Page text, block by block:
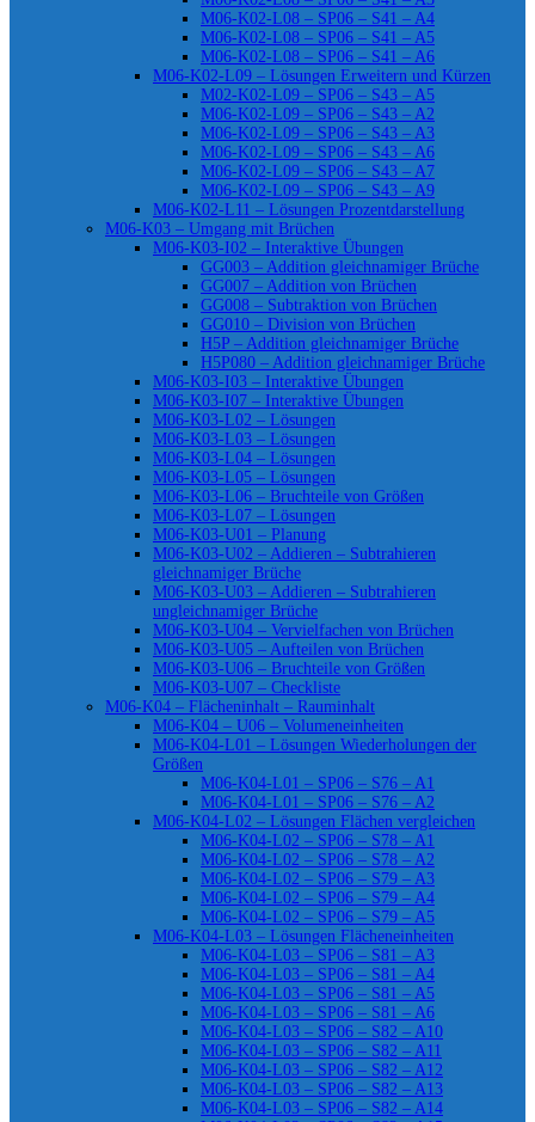
M06-K02-L08 – SP06 – S41 – A4
M06-K02-L08 – SP06 – S41 – A5
M06-K02-L08 – SP06 – S41 – A6
M06-K02-L09 – Lösungen Erweitern und Kürzen
M02-K02-L09 – SP06 – S43 – A5
M06-K02-L09 – SP06 – S43 – A2
M06-K02-L09 – SP06 – S43 – A3
M06-K02-L09 – SP06 – S43 – A6
M06-K02-L09 – SP06 – S43 – A7
M06-K02-L09 – SP06 – S43 – A9
M06-K02-L11 – Lösungen Prozentdarstellung
M06-K03 – Umgang mit Brüchen
M06-K03-I02 – Interaktive Übungen
GG003 – Addition gleichnamiger Brüche
GG007 – Addition von Brüchen
GG008 – Subtraktion von Brüchen
GG010 – Division von Brüchen
H5P – Addition gleichnamiger Brüche
H5P080 – Addition gleichnamiger Brüche
M06-K03-I03 – Interaktive Übungen
M06-K03-I07 – Interaktive Übungen
M06-K03-L02 – Lösungen
M06-K03-L03 – Lösungen
M06-K03-L04 – Lösungen
M06-K03-L05 – Lösungen
M06-K03-L06 – Bruchteile von Größen
M06-K03-L07 – Lösungen
M06-K03-U01 – Planung
M06-K03-U02 – Addieren – Subtrahieren
gleichnamiger Brüche
M06-K03-U03 – Addieren – Subtrahieren
ungleichnamiger Brüche
M06-K03-U04 – Vervielfachen von Brüchen
M06-K03-U05 – Aufteilen von Brüchen
M06-K03-U06 – Bruchteile von Größen
M06-K03-U07 – Checkliste
M06-K04 – Flächeninhalt – Rauminhalt
M06-K04 – U06 – Volumeneinheiten
M06-K04-L01 – Lösungen Wiederholungen der
Größen
M06-K04-L01 – SP06 – S76 – A1
M06-K04-L01 – SP06 – S76 – A2
M06-K04-L02 – Lösungen Flächen vergleichen
M06-K04-L02 – SP06 – S78 – A1
M06-K04-L02 – SP06 – S78 – A2
M06-K04-L02 – SP06 – S79 – A3
M06-K04-L02 – SP06 – S79 – A4
M06-K04-L02 – SP06 – S79 – A5
M06-K04-L03 – Lösungen Flächeneinheiten
M06-K04-L03 – SP06 – S81 – A3
M06-K04-L03 – SP06 – S81 – A4
M06-K04-L03 – SP06 – S81 – A5
M06-K04-L03 – SP06 – S81 – A6
M06-K04-L03 – SP06 – S82 – A10
M06-K04-L03 – SP06 – S82 – A11
M06-K04-L03 – SP06 – S82 – A12
M06-K04-L03 – SP06 – S82 – A13
M06-K04-L03 – SP06 – S82 – A14